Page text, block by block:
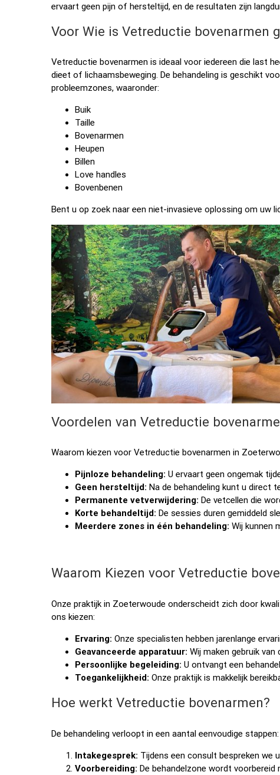
ervaart geen pijn of hersteltijd, en de resultaten zijn
Voor Wie is Vetreductie bovenarmen
Vetreductie bovenarmen is ideaal voor iedereen die last
dieet of lichaamsbeweging. De behandeling is geschikt
probleemzones, waaronder:
Buik
Taille
Bovenarmen
Heupen
Billen
Love handles
Bovenbenen
Bent u op zoek naar een niet-invasieve oplossing om uw
Voordelen van Vetreductie
Waarom kiezen voor Vetreductie bovenarmen in
Pijnloze behandeling: U ervaart geen ongemak
Geen hersteltijd: Na de behandeling kunt u direct
Permanente vetverwijdering: De vetcellen die
Korte behandeltijd: De sessies duren gemiddeld
Meerdere zones in één behandeling: Wij kunnen
Waarom Kiezen voor Vetreductie
Onze praktijk in Zoeterwoude onderscheidt zich door
ons kiezen:
Ervaring: Onze specialisten hebben jarenlange
Geavanceerde apparatuur: Wij maken gebruik
Persoonlijke begeleiding: U ontvangt een
Toegankelijkheid: Onze praktijk is makkelijk
Hoe werkt Vetreductie bovenarmen?
De behandeling verloopt in een aantal eenvoudige stappen:
Intakegesprek: Tijdens een consult bespreken we
Voorbereiding: De behandelzone wordt voorbereid